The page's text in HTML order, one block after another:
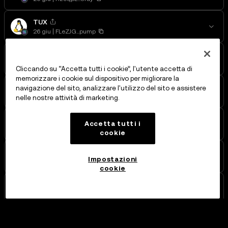
TUX
26 giu FLeZJG...pump
FIGHT
25 giu 2XnKRn...Nory
213D6A...6ory
Cliccando su “Accetta tutti i cookie”, l'utente accetta di
memorizzare i cookie sul dispositivo per migliorare la
navigazione del sito, analizzare l'utilizzo del sito e assistere
nelle nostre attività di marketing.
Accetta tutti i
cookie
Impostazioni
cookie